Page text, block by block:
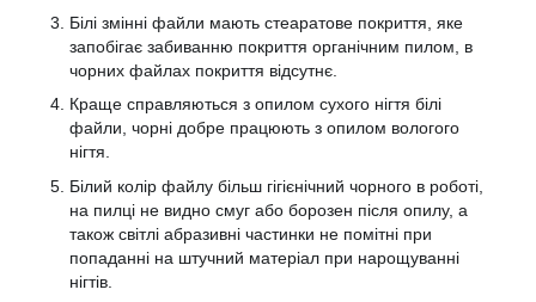
Білі змінні файли мають стеаратове покриття, яке
запобігає забиванню покриття органічним пилом, в
чорних файлах покриття відсутнє.
Краще справляються з опилом сухого нігтя білі
файли, чорні добре працюють з опилом вологого
нігтя.
Білий колір файлу більш гігієнічний чорного в роботі,
на пилці не видно смуг або борозен після опилу, а
також світлі абразивні частинки не помітні при
попаданні на штучний матеріал при нарощуванні
нігтів.